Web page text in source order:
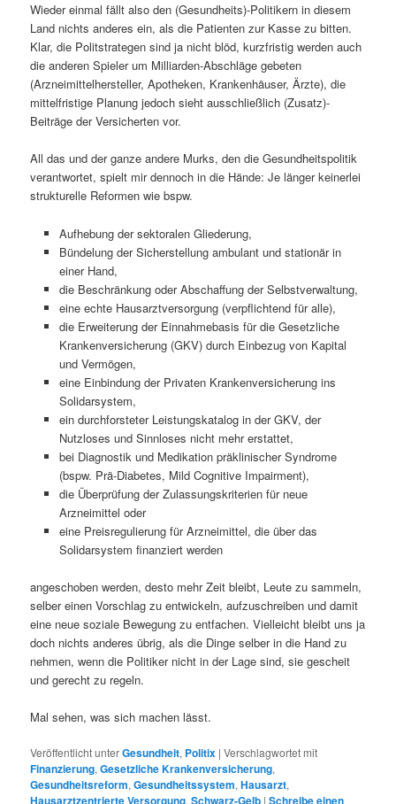
Wieder einmal fällt also den (Gesundheits)-Politikern in diesem
Land nichts anderes ein, als die Patienten zur Kasse zu bitten.
Klar, die Politstrategen sind ja nicht blöd, kurzfristig werden auch
die anderen Spieler um Milliarden-Abschläge gebeten
(Arzneimittelhersteller, Apotheken, Krankenhäuser, Ärzte), die
mittelfristige Planung jedoch sieht ausschließlich (Zusatz)-
Beiträge der Versicherten vor.
All das und der ganze andere Murks, den die Gesundheitspolitik
verantwortet, spielt mir dennoch in die Hände: Je länger keinerlei
strukturelle Reformen wie bspw.
Aufhebung der sektoralen Gliederung,
Bündelung der Sicherstellung ambulant und stationär in
einer Hand,
die Beschränkung oder Abschaffung der Selbstverwaltung,
eine echte Hausarztversorgung (verpflichtend für alle),
die Erweiterung der Einnahmebasis für die Gesetzliche
Krankenversicherung (GKV) durch Einbezug von Kapital
und Vermögen,
eine Einbindung der Privaten Krankenversicherung ins
Solidarsystem,
ein durchforsteter Leistungskatalog in der GKV, der
Nutzloses und Sinnloses nicht mehr erstattet,
bei Diagnostik und Medikation präklinischer Syndrome
(bspw. Prä-Diabetes, Mild Cognitive Impairment),
die Überprüfung der Zulassungskriterien für neue
Arzneimittel oder
eine Preisregulierung für Arzneimittel, die über das
Solidarsystem finanziert werden
angeschoben werden, desto mehr Zeit bleibt, Leute zu sammeln,
selber einen Vorschlag zu entwickeln, aufzuschreiben und damit
eine neue soziale Bewegung zu entfachen. Vielleicht bleibt uns ja
doch nichts anderes übrig, als die Dinge selber in die Hand zu
nehmen, wenn die Politiker nicht in der Lage sind, sie gescheit
und gerecht zu regeln.
Mal sehen, was sich machen lässt.
Veröffentlicht unterGesundheit, Politix |Verschlagwortet mit
Finanzierung,Gesetzliche Krankenversicherung,
Gesundheitsreform,Gesundheitssystem,Hausarzt,
Hausarztzentrierte Versorgung,Schwarz-Gelb |Schreibe einen